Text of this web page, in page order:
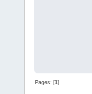
Pages: [1]